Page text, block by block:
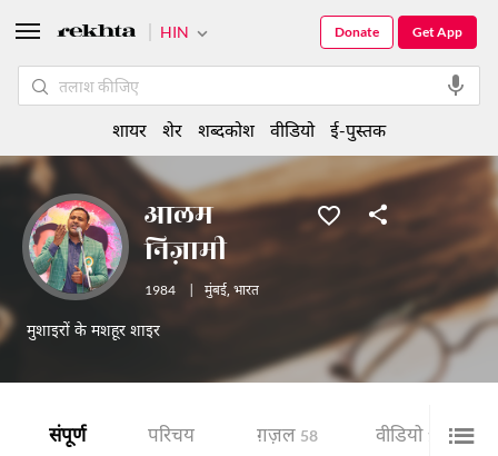
आलम
निज़ामी
1984 मुंबई,भारत
मुशाइरों के मशहूर शाइर
संपूर्ण परिचय ग़ज़ल 58 वीडियो 16
HIN Get App
Donate
शायर शेर शब्दकोश वीडियो ई-पुस्तक